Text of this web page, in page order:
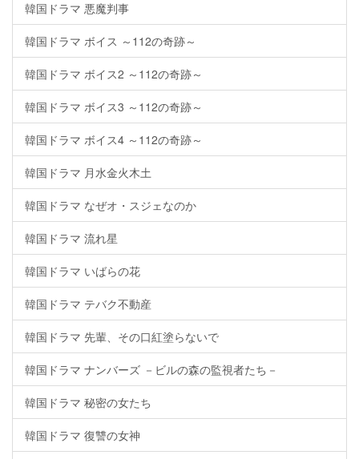
韓国ドラマ 悪魔判事
韓国ドラマ ボイス ～112の奇跡～
韓国ドラマ ボイス2 ～112の奇跡～
韓国ドラマ ボイス3 ～112の奇跡～
韓国ドラマ ボイス4 ～112の奇跡～
韓国ドラマ 月水金火木土
韓国ドラマ なぜオ・スジェなのか
韓国ドラマ 流れ星
韓国ドラマ いばらの花
韓国ドラマ テバク不動産
韓国ドラマ 先輩、その口紅塗らないで
韓国ドラマ ナンバーズ －ビルの森の監視者たち－
韓国ドラマ 秘密の女たち
韓国ドラマ 復讐の女神